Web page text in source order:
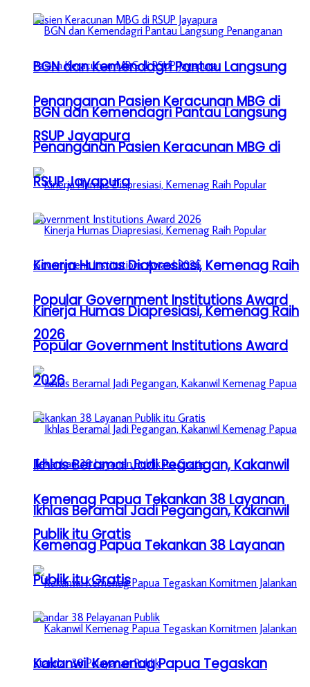
BGN dan Kemendagri Pantau Langsung
Penanganan Pasien Keracunan MBG di
RSUP Jayapura
Kinerja Humas Diapresiasi, Kemenag Raih
Popular Government Institutions Award
2026
Ikhlas Beramal Jadi Pegangan, Kakanwil
Kemenag Papua Tekankan 38 Layanan
Publik itu Gratis
Kakanwil Kemenag Papua Tegaskan
BGN dan Kemendagri Pantau Langsung
Penanganan Pasien Keracunan MBG di
RSUP Jayapura
Kinerja Humas Diapresiasi, Kemenag Raih
Popular Government Institutions Award
2026
Ikhlas Beramal Jadi Pegangan, Kakanwil
Kemenag Papua Tekankan 38 Layanan
Publik itu Gratis